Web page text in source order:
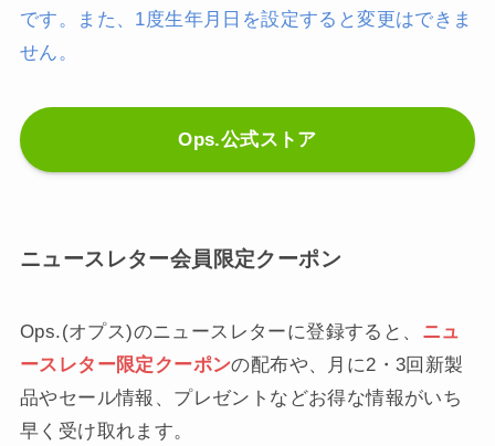
です。また、1度生年月日を設定すると変更はできま
せん。
Ops.公式ストア
ニュースレター会員限定クーポン
Ops.(オプス)のニュースレターに登録すると、 ニュ
ースレター限定クーポンの配布や、月に2・3回新製
品やセール情報、プレゼントなどお得な情報がいち
早く受け取れます。